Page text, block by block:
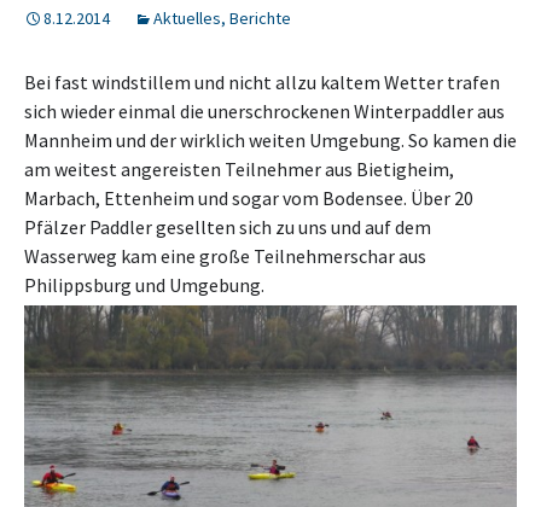
8.12.2014 Aktuelles, Berichte
Bei fast windstillem und nicht allzu kaltem Wetter trafen
sich wieder einmal die unerschrockenen Winterpaddler aus
Mannheim und der wirklich weiten Umgebung. So kamen die
am weitest angereisten Teilnehmer aus Bietigheim,
Marbach, Ettenheim und sogar vom Bodensee. Über 20
Pfälzer Paddler gesellten sich zu uns und auf dem
Wasserweg kam eine große Teilnehmerschar aus
Philippsburg und Umgebung.